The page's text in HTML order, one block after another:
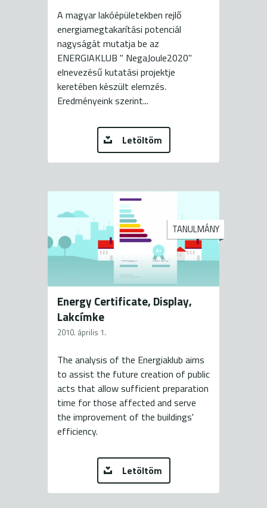
A magyar lakóépületekben rejlő
energiamegtakarítási potenciál
nagyságát mutatja be az
ENERGIAKLUB " NegaJoule2020"
elnevezésű kutatási projektje
keretében készült elemzés.
Eredményeink szerint...
Letöltöm
TANULMÁNY
Energy Certificate, Display,
Lakcímke
2010. április 1.
The analysis of the Energiaklub aims
to assist the future creation of public
acts that allow sufficient preparation
time for those affected and serve
the improvement of the buildings'
efficiency.
Letöltöm